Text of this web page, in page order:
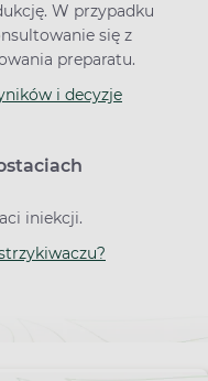
W przypadku
się z
preparatu.
i decyzje
iniekcji.